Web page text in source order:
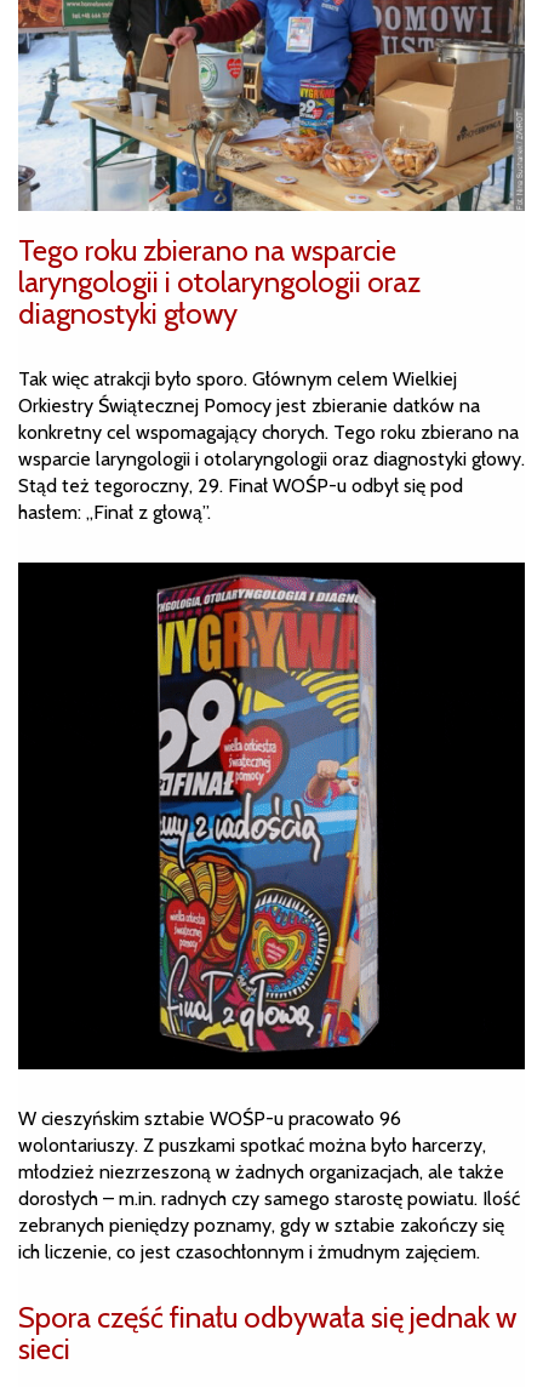
Tego roku zbierano na wsparcie
laryngologii i otolaryngologii oraz
diagnostyki głowy
Tak więc atrakcji było sporo. Głównym celem Wielkiej
Orkiestry Świątecznej Pomocy jest zbieranie datków na
konkretny cel wspomagający chorych. Tego roku zbierano na
wsparcie laryngologii i otolaryngologii oraz diagnostyki głowy.
Stąd też tegoroczny, 29. Finał WOŚP-u odbył się pod
hasłem: „Finał z głową”.
W cieszyńskim sztabie WOŚP-u pracowało 96
wolontariuszy. Z puszkami spotkać można było harcerzy,
młodzież niezrzeszoną w żadnych organizacjach, ale także
dorosłych – m.in. radnych czy samego starostę powiatu. Ilość
zebranych pieniędzy poznamy, gdy w sztabie zakończy się
ich liczenie, co jest czasochłonnym i żmudnym zajęciem.
Spora część finału odbywała się jednak w
sieci